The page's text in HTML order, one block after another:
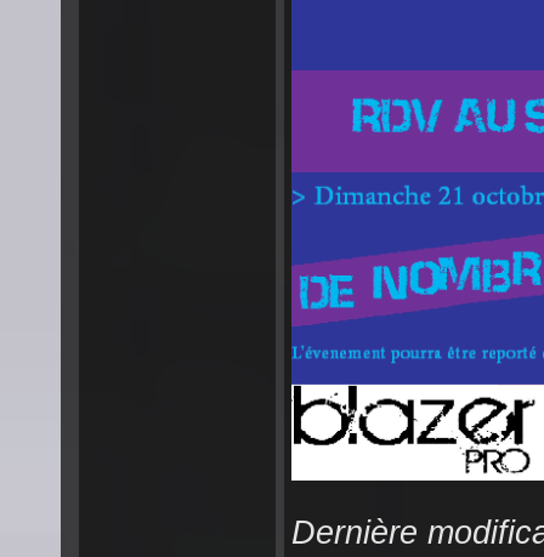
Dernière